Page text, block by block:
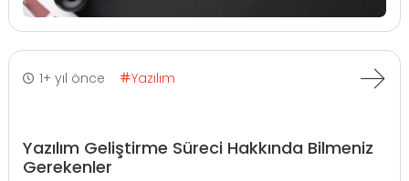
1+ yıl önce Yazılım
Yazılım Geliştirme Süreci Hakkında Bilmeniz
Gerekenler